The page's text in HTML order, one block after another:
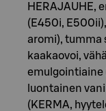
HERAJAUHE,
(E450i,
aromi), tumma
kaakaovoi,
emulgointiaine
luontainen
(KERMA,